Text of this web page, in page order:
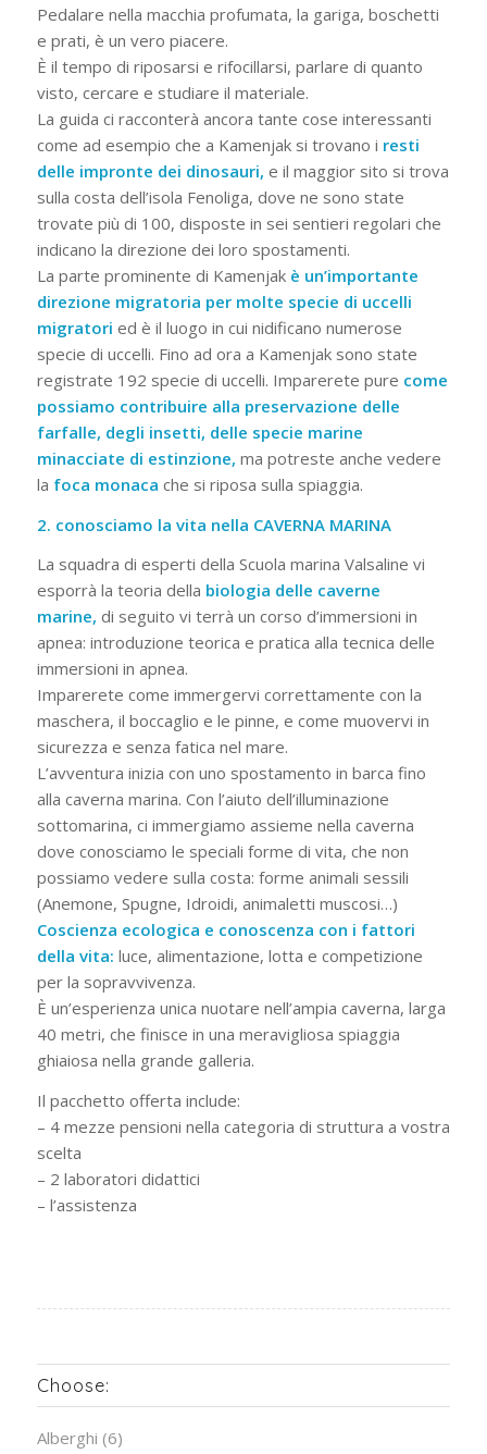
Pedalare nella macchia profumata, la gariga, boschetti
e prati, è un vero piacere.
È il tempo di riposarsi e rifocillarsi, parlare di quanto
visto, cercare e studiare il materiale.
La guida ci racconterà ancora tante cose interessanti
come ad esempio che a Kamenjak si trovano i resti
delle impronte dei dinosauri, e il maggior sito si trova
sulla costa dell’isola Fenoliga, dove ne sono state
trovate più di 100, disposte in sei sentieri regolari che
indicano la direzione dei loro spostamenti.
La parte prominente di Kamenjak è un’importante
direzione migratoria per molte specie di uccelli
migratori ed è il luogo in cui nidificano numerose
specie di uccelli. Fino ad ora a Kamenjak sono state
registrate 192 specie di uccelli. Imparerete pure come
possiamo contribuire alla preservazione delle
farfalle, degli insetti, delle specie marine
minacciate di estinzione, ma potreste anche vedere
la foca monaca che si riposa sulla spiaggia.
2. conosciamo la vita nella CAVERNA MARINA
La squadra di esperti della Scuola marina Valsaline vi
esporrà la teoria della biologia delle caverne
marine, di seguito vi terrà un corso d’immersioni in
apnea: introduzione teorica e pratica alla tecnica delle
immersioni in apnea.
Imparerete come immergervi correttamente con la
maschera, il boccaglio e le pinne, e come muovervi in
sicurezza e senza fatica nel mare.
L’avventura inizia con uno spostamento in barca fino
alla caverna marina. Con l’aiuto dell’illuminazione
sottomarina, ci immergiamo assieme nella caverna
dove conosciamo le speciali forme di vita, che non
possiamo vedere sulla costa: forme animali sessili
(Anemone, Spugne, Idroidi, animaletti muscosi…)
Coscienza ecologica e conoscenza con i fattori
della vita: luce, alimentazione, lotta e competizione
per la sopravvivenza.
È un’esperienza unica nuotare nell’ampia caverna, larga
40 metri, che finisce in una meravigliosa spiaggia
ghiaiosa nella grande galleria.
Il pacchetto offerta include:
– 4 mezze pensioni nella categoria di struttura a vostra
scelta
– 2 laboratori didattici
– l’assistenza
Choose:
Alberghi (6)